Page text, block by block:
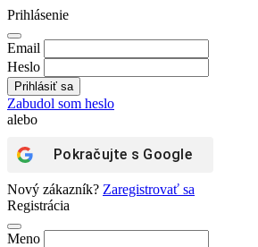
Prihlásenie
Email
Heslo
Zabudol som heslo
alebo
Pokračujte s Google
Nový zákazník? Zaregistrovať sa
Registrácia
Meno